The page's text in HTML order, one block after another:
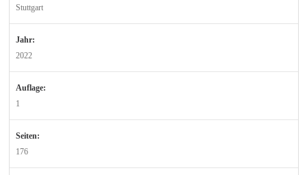
Stuttgart
Jahr:
2022
Auflage:
1
Seiten:
176